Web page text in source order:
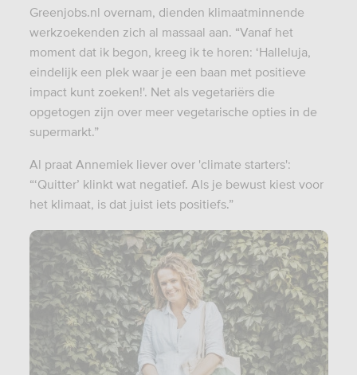
Greenjobs.nl overnam, dienden klimaatminnende
werkzoekenden zich al massaal aan. “Vanaf het
moment dat ik begon, kreeg ik te horen: ‘Halleluja,
eindelijk een plek waar je een baan met positieve
impact kunt zoeken!'. Net als vegetariërs die
opgetogen zijn over meer vegetarische opties in de
supermarkt.”
Al praat Annemiek liever over 'climate starters':
“‘Quitter’ klinkt wat negatief. Als je bewust kiest voor
het klimaat, is dat juist iets positiefs.”